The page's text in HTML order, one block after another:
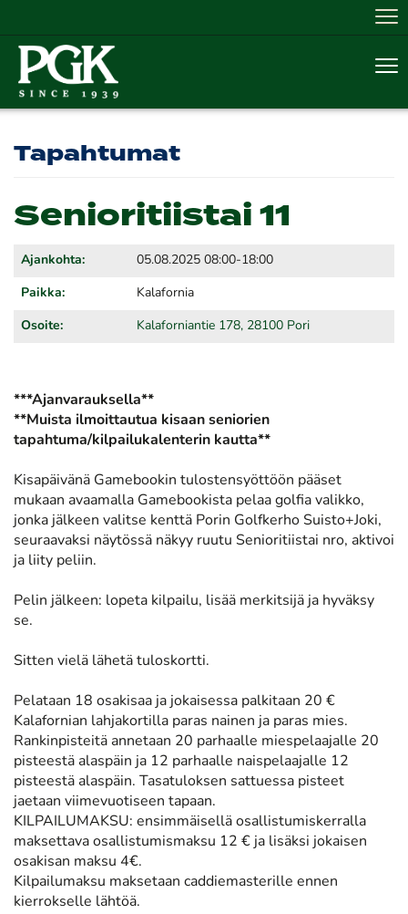
Tapahtumat
Senioritiistai 11
Ajankohta: 05.08.2025 08:00-18:00
Paikka: Kalafornia
Osoite: Kalaforniantie 178, 28100 Pori
***Ajanvarauksella**
**Muista ilmoittautua kisaan seniorien
tapahtuma/kilpailukalenterin kautta**
Kisapäivänä Gamebookin tulostensyöttöön pääset
mukaan avaamalla Gamebookista pelaa golfia valikko,
jonka jälkeen valitse kenttä Porin Golfkerho Suisto+Joki,
seuraavaksi näytössä näkyy ruutu Senioritiistai nro, aktivoi
ja liity peliin.
Pelin jälkeen: lopeta kilpailu, lisää merkitsijä ja hyväksy
se.
Sitten vielä lähetä tuloskortti.
Pelataan 18 osakisaa ja jokaisessa palkitaan 20 €
Kalafornian lahjakortilla paras nainen ja paras mies.
Rankinpisteitä annetaan 20 parhaalle miespelaajalle 20
pisteestä alaspäin ja 12 parhaalle naispelaajalle 12
pisteestä alaspäin. Tasatuloksen sattuessa pisteet
jaetaan viimevuotiseen tapaan.
KILPAILUMAKSU: ensimmäisellä osallistumiskerralla
maksettava osallistumismaksu 12 € ja lisäksi jokaisen
osakisan maksu 4€.
Kilpailumaksu maksetaan caddiemasterille ennen
kierrokselle lähtöä.